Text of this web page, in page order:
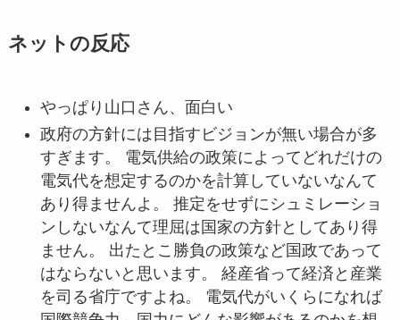
ネットの反応
やっぱり山口さん、面白い
政府の方針には目指すビジョンが無い場合が多
すぎます。 電気供給の政策によってどれだけの
電気代を想定するのかを計算していないなんて
あり得ませんよ。 推定をせずにシュミレーショ
ンしないなんて理屈は国家の方針としてあり得
ません。 出たとこ勝負の政策など国政であって
はならないと思います。 経産省って経済と産業
を司る省庁ですよね。 電気代がいくらになれば